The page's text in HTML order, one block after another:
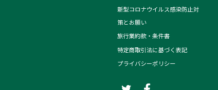
新型コロナウイルス感染防止対
策とお願い
旅行業約款・条件書
特定商取引法に基づく表記
プライバシーポリシー